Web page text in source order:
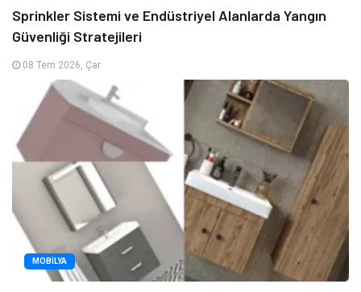
Sprinkler Sistemi ve Endüstriyel Alanlarda Yangın
Güvenliği Stratejileri
08 Tem 2026, Çar
MOBILYA